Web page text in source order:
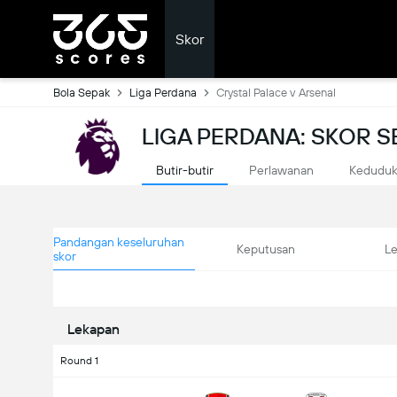
Skor
Bola Sepak Liga Perdana Crystal Palace v Arsenal
LIGA PERDANA: SKOR
Butir-butir Perlawanan
Pandangan keseluruhan
skor
Keputusan
Lekapan
Round 1